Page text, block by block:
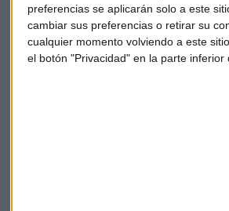
preferencias se aplicarán solo a este
cambiar sus preferencias o retirar su
cualquier momento volviendo a este
el botón "Privacidad" en la parte inferior
IAGes una compañía que Pablo García
A pesar de la desaceleración y de
parece tener uncomportamiento